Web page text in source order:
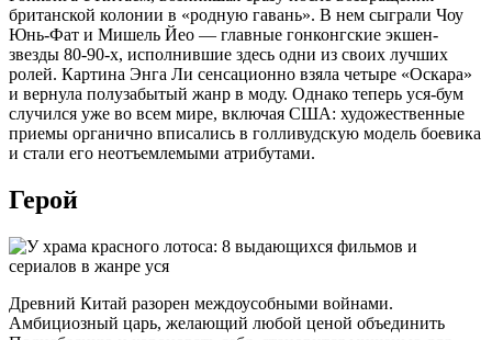
британской колонии в «родную гавань». В нем сыграли Чоу
Юнь-Фат и Мишель Йео — главные гонконгские экшен-
звезды 80-90-х, исполнившие здесь одни из своих лучших
ролей. Картина Энга Ли сенсационно взяла четыре «Оскара»
и вернула полузабытый жанр в моду. Однако теперь уся-бум
случился уже во всем мире, включая США: художественные
приемы органично вписались в голливудскую модель боевика
и стали его неотъемлемыми атрибутами.
Герой
Древний Китай разорен междоусобными войнами.
Амбициозный царь, желающий любой ценой объединить